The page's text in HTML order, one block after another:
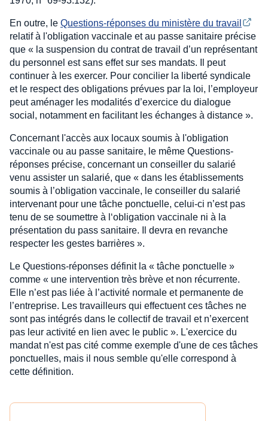
En outre, le Questions-réponses du ministère du travail
relatif à l'obligation vaccinale et au passe sanitaire précise
que « la suspension du contrat de travail d’un représentant
du personnel est sans effet sur ses mandats. Il peut
continuer à les exercer. Pour concilier la liberté syndicale
et le respect des obligations prévues par la loi, l’employeur
peut aménager les modalités d’exercice du dialogue
social, notamment en facilitant les échanges à distance ».
Concernant l'accès aux locaux soumis à l'obligation
vaccinale ou au passe sanitaire, le même Questions-
réponses précise, concernant un conseiller du salarié
venu assister un salarié, que « dans les établissements
soumis à l’obligation vaccinale, le conseiller du salarié
intervenant pour une tâche ponctuelle, celui-ci n’est pas
tenu de se soumettre à l‘obligation vaccinale ni à la
présentation du pass sanitaire. Il devra en revanche
respecter les gestes barrières ».
Le Questions-réponses définit la « tâche ponctuelle »
comme « une intervention très brève et non récurrente.
Elle n’est pas liée à l’activité normale et permanente de
l’entreprise. Les travailleurs qui effectuent ces tâches ne
sont pas intégrés dans le collectif de travail et n’exercent
pas leur activité en lien avec le public ». L'exercice du
mandat n'est pas cité comme exemple d'une de ces tâches
ponctuelles, mais il nous semble qu'elle correspond à
cette définition.